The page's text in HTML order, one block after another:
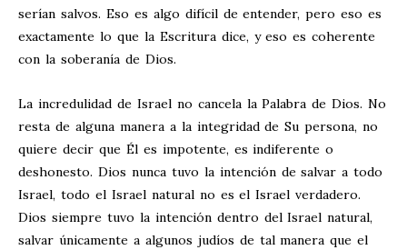
serían salvos. Eso es algo difícil de entender, pero eso es
exactamente lo que la Escritura dice, y eso es coherente
con la soberanía de Dios.
La incredulidad de Israel no cancela la Palabra de Dios. No
resta de alguna manera a la integridad de Su persona, no
quiere decir que Él es impotente, es indiferente o
deshonesto. Dios nunca tuvo la intención de salvar a todo
Israel, todo el Israel natural no es el Israel verdadero.
Dios siempre tuvo la intención dentro del Israel natural,
salvar únicamente a algunos judíos de tal manera que el